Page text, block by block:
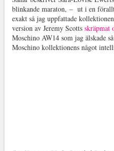
blinkande maraton, – ut i en
exakt så jag uppfattade
version av Jeremy Scotts skräpmat
Moschino AW14 som jag älskade
Moschino kollektionens något